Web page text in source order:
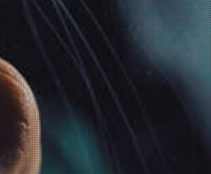
INFORMATIONEN
Wir über uns
Zahlungsmöglichkeiten
Versandinformationen
Newsletter